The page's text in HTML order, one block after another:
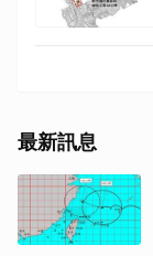
最新訊息